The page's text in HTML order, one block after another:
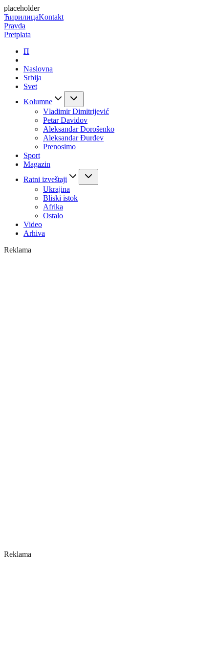
placeholder
ЋирилицаKontakt
Pravda
Pretplata
П
Naslovna
Srbija
Svet
Kolumne
Vladimir Dimitrijević
Petar Davidov
Aleksandar Dorošenko
Aleksandar Đurđev
Prenosimo
Sport
Magazin
Ratni izveštaji
Ukrajina
Bliski istok
Afrika
Ostalo
Video
Arhiva
Reklama
Reklama